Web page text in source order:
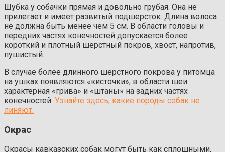
Шубка у собачки прямая и довольно грубая. Она не
прилегает и имеет развитый подшерсток. Длина волоса
не должна быть менее чем 5 см. В области головы и
передних частях конечностей допускается более
короткий и плотный шерстный покров, хвост, напротив,
пушистый.
В случае более длинного шерстного покрова у питомца
на ушках появляются «кисточки», в области шеи
характерная «грива» и «штаны» на задних частях
конечностей. Узнайте здесь, какие породы собак не
линяют.
Окрас
Окрасы кавказских собак могут быть как сплошными,